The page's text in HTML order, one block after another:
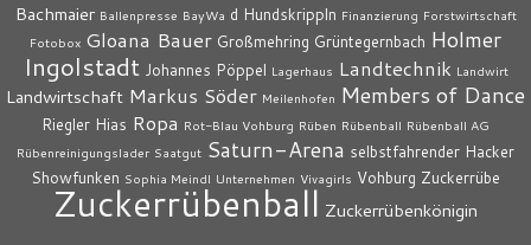
Bachmaier Ballenpresse BayWa d Hundskrippln Finanzierung Forstwirtschaft
Fotobox Gloana Bauer Großmehring Grüntegernbach Holmer
Ingolstadt Johannes Pöppel Lagerhaus Landtechnik Landwirt
Landwirtschaft Markus Söder Meilenhofen Members of Dance
Riegler Hias Ropa Rot-Blau Vohburg Rüben Rübenball Rübenball AG
Rübenreinigungslader Saatgut Saturn-Arena selbstfahrender Hacker
Showfunken Sophia Meindl Unternehmen Vivagirls Vohburg Zuckerrübe
Zuckerrübenball Zuckerrübenkönigin